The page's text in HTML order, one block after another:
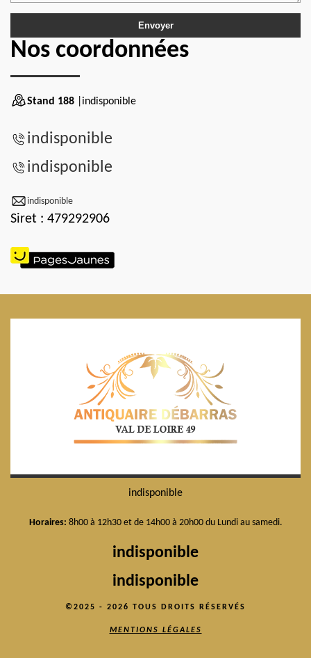
Nos coordonnées
Stand 188 |indisponible
indisponible
indisponible
indisponible
Siret : 479292906
indisponible
Horaires: 8h00 à 12h30 et de 14h00 à 20h00 du Lundi au samedi.
indisponible
indisponible
©2025 - 2026 TOUS DROITS RÉSERVÉS
MENTIONS LÉGALES